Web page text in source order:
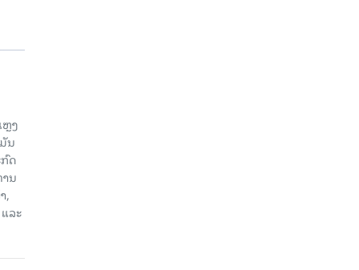
ງ
ນ
ດ
ນ
,
ລະ